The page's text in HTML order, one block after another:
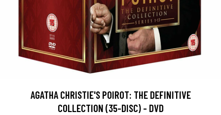
AGATHA CHRISTIE'S POIROT: THE DEFINITIVE
COLLECTION (35-DISC) - DVD